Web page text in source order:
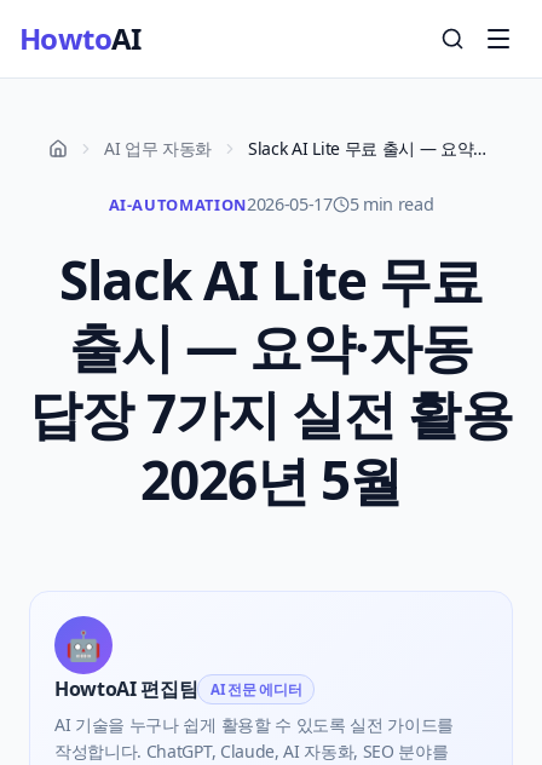
HowtoAI
AI 업무 자동화 Slack AI Lite 무료 출시 — 요약·자동 답장 7가지 실전 활용 2026년 5월
AI-AUTOMATION2026-05-17 5 min read
Slack AI Lite 무료
출시 — 요약·자동
답장 7가지 실전 활용
2026년 5월
🤖
HowtoAI 편집팀 AI 전문 에디터
AI 기술을 누구나 쉽게 활용할 수 있도록 실전 가이드를
작성합니다. ChatGPT, Claude, AI 자동화, SEO 분야를